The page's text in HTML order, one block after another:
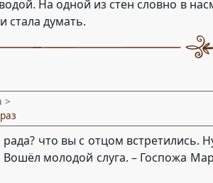
На одной из стен словно в
стала думать.
>
что вы с отцом встретились.
молодой слуга. – Госпожа